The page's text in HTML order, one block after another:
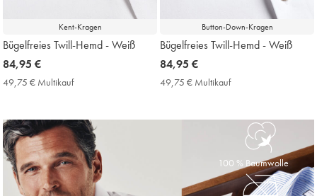
Kent-Kragen
Bügelfreies Twill-Hemd - Weiß
now
84,95
84,95 €
49,75 € Multikauf49,75
Price
Button-Down-Kragen
Bügelfreies Twill-Hemd - Weiß
now
84,95
84,95 €
49,75 € Multikauf49,75
Price
100 % Baumwolle